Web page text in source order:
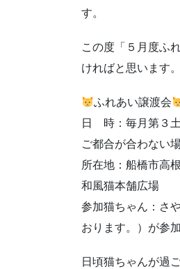
す。
この度「５月度ふ
ければと思います。
ふれあい譲渡会
日 時：毎月第３
ご都合が合わない
所在地：船橋市高
和風猫本舗広場
参加猫ちゃん：さ
おります。）が参
日頃猫ちゃんが過